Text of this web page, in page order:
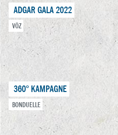
ADGAR GALA 2022
VÖZ
360° KAMPAGNE
BONDUELLE